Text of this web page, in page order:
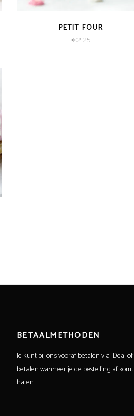
PETIT FOUR
€2,25
BETAALMETHODEN
Je kunt bij ons vooraf betalen via iDeal of
betalen wanneer je de bestelling af komt
halen.